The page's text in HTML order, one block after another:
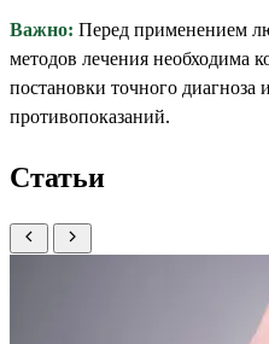
Важно: Перед применением
методов лечения необходима
постановки точного диагноза
противопоказаний.
Статьи